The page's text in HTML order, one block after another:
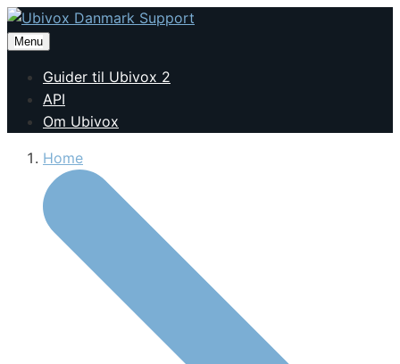
Menu
Guider til Ubivox 2
API
Om Ubivox
Home